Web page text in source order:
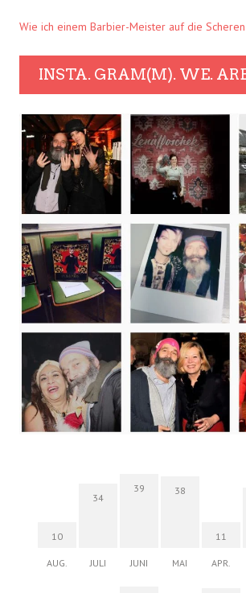
Wie ich einem Barbier-Meister auf die
INSTA. GRAM(M). WE.
10
AUG.
34
JULI
39
JUNI
38
MAI
11
APR.